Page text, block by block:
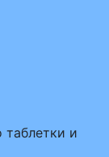
таблетки и